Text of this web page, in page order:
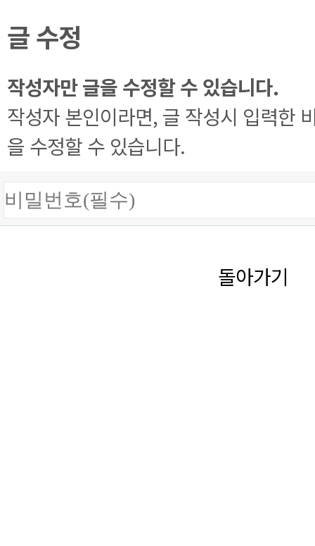
글 수정
작성자만 글을 수정할 수 있습니다.
작성자 본인이라면, 글 작성시 입력한
을 수정할 수 있습니다.
돌아가기